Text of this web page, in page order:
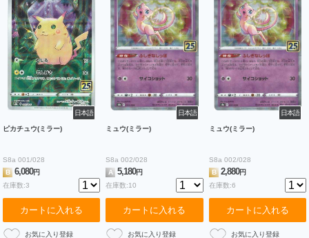
日本語
ピカチュウ(ミラー)
S8a 001/028
B
6,080円
在庫数:3
カートに入れる
日本語
ミュウ(ミラー)
S8a 002/028
A
5,180円
在庫数:10
カートに入れる
日本語
ミュウ(ミラー)
S8a 002/028
B 2,880円
在庫数:6
カートに入れる